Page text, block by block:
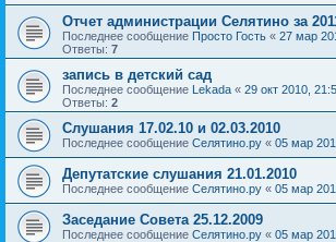
Отчет администрации Селятино за
Последнее сообщение Просто Гость « 27 мар
Ответы: 7
запись в детский сад
Последнее сообщение Lekada « 29 окт 2010,
Ответы: 2
Слушания 17.02.10 и 02.03.2010
Последнее сообщение Селятино.ру « 05 мар
Депутатские слушания 21.01.2010
Последнее сообщение Селятино.ру « 05 мар
Заседание Совета 25.12.2009
Последнее сообщение Селятино.ру « 05 мар